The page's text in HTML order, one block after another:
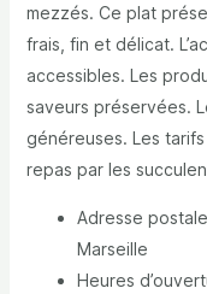
mezzés. Ce plat
frais, fin et délicat.
accessibles. Les
saveurs préservées.
généreuses. Les
repas par les
Adresse
Marseille
Heures